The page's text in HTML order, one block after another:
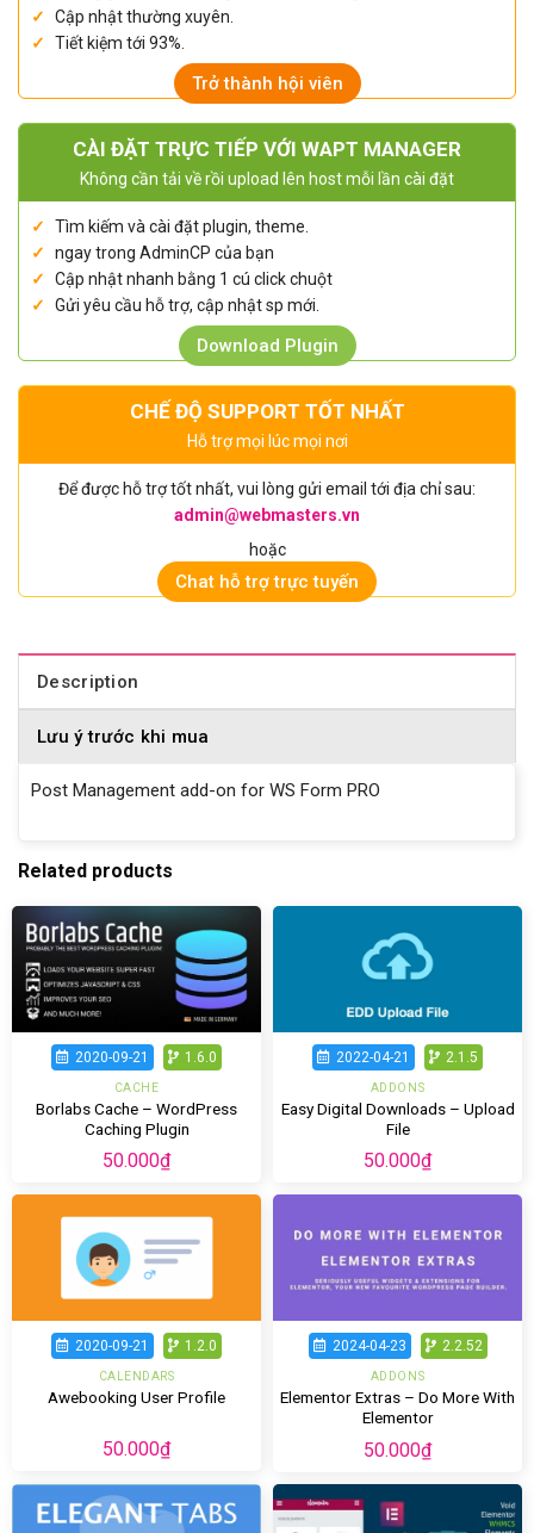
Cập nhật thường xuyên.
Tiết kiệm tới 93%.
Trở thành hội viên
CÀI ĐẶT TRỰC TIẾP VỚI WAPT MANAGER
Không cần tải về rồi upload lên host mỗi lần cài đặt
Tìm kiếm và cài đặt plugin, theme.
ngay trong AdminCP của bạn
Cập nhật nhanh bằng 1 cú click chuột
Gửi yêu cầu hỗ trợ, cập nhật sp mới.
Download Plugin
CHẾ ĐỘ SUPPORT TỐT NHẤT
Hỗ trợ mọi lúc mọi nơi
Để được hỗ trợ tốt nhất, vui lòng gửi email tới địa chỉ sau:
admin@webmasters.vn
hoặc
Chat hỗ trợ trực tuyến
Description
Lưu ý trước khi mua
Post Management add-on for WS Form PRO
Related products
2020-09-21 1.6.0
CACHE
Borlabs Cache – WordPress
Caching Plugin
50.000₫
2022-04-21 2.1.5
ADDONS
Easy Digital Downloads – Upload
File
50.000₫
2020-09-21 1.2.0
CALENDARS
Awebooking User Profile
50.000₫
2024-04-23 2.2.52
ADDONS
Elementor Extras – Do More With
Elementor
50.000₫